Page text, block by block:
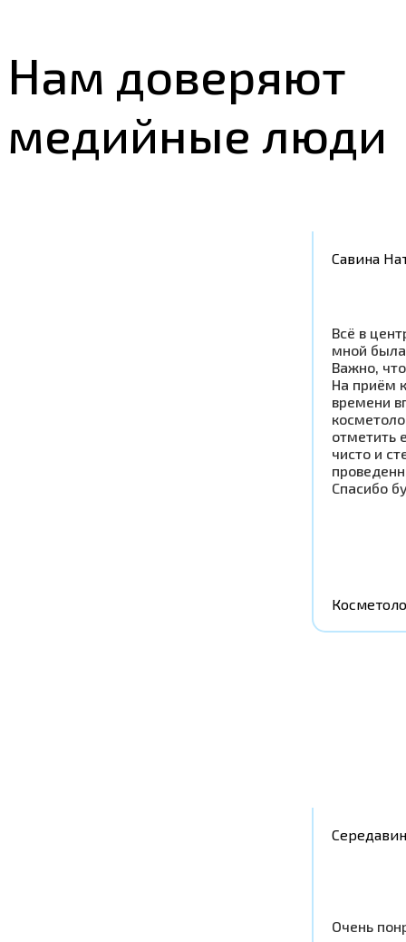
Нам доверяют
медийные люди
Савина
Всё в
мной
Важно,
На приём
времени
отметить
чисто и
Спасибо
Очень